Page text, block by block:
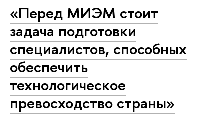
«Перед МИЭМ стоит
задача подготовки
специалистов, способных
обеспечить
технологическое
превосходство страны»